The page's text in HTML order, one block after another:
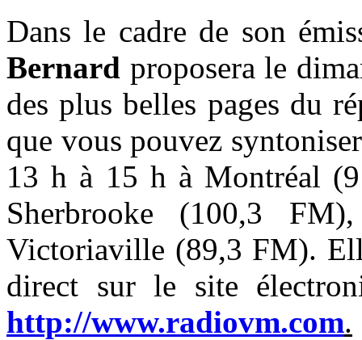
Dans le cadre de son
Bernard proposera le
des plus belles pages du
que vous pouvez
13 h à 15 h à Montréal
Sherbrooke (100,3
Victoriaville (89,3 FM).
direct sur le site
http://www.radiovm.com.